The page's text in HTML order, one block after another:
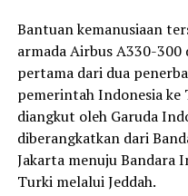
Bantuan kemanusiaan
armada Airbus A330-
pertama dari dua
pemerintah Indonesia ke
diangkut oleh Garuda
diberangkatkan dari
Jakarta menuju Bandara
Turki melalui Jeddah.